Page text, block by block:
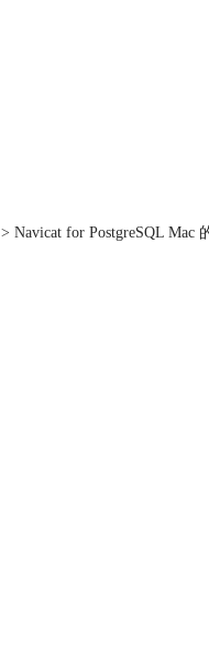
> Navicat for PostgreSQL Mac